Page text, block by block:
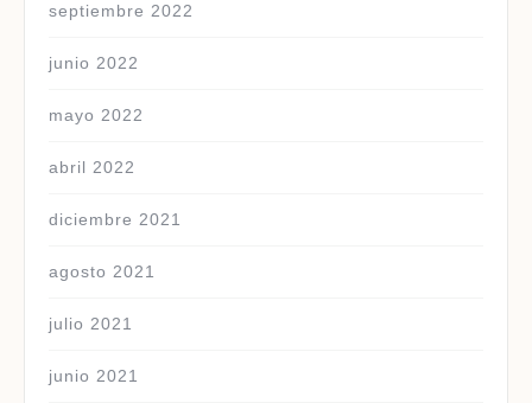
septiembre 2022
junio 2022
mayo 2022
abril 2022
diciembre 2021
agosto 2021
julio 2021
junio 2021